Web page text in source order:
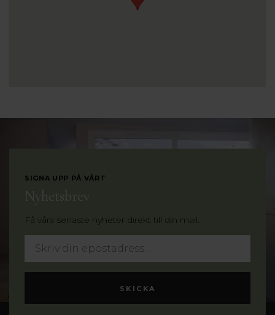
SIGNA UPP PÅ VÅRT
Nyhetsbrev
Få våra senaste nyheter direkt till din mail.